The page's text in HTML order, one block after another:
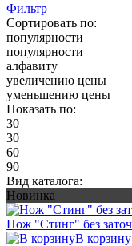
Фильтр
Сортировать по:
популярности
популярности
алфавиту
увеличению цены
уменьшению цены
Показать по:
30
30
60
90
Вид каталога:
Новинка
Нож "Стинг" без
В корзину